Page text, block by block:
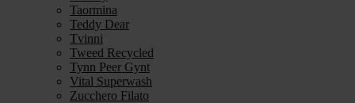
Taormina
Teddy Dear
Tvinni
Tweed Recycled
Tynn Peer Gynt
Vital Superwash
Zucchero Filato